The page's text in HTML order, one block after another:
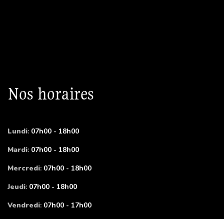
Nos horaires
Lundi: 07h00 - 18h00
Mardi: 07h00 - 18h00
Mercredi: 07h00 - 18h00
Jeudi: 07h00 - 18h00
Vendredi: 07h00 - 17h00